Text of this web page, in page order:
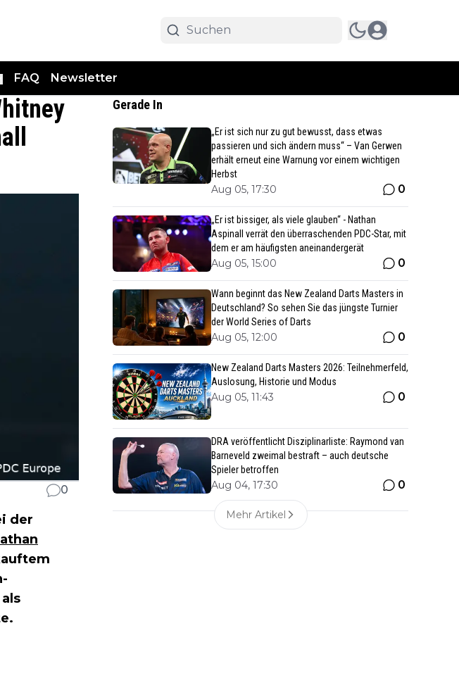
FAQ Newsletter
0
der
Gerade In
„Er ist sich nur zu gut bewusst, dass etwas
passieren und sich ändern muss“ – Van Gerwen
erhält erneut eine Warnung vor einem wichtigen
Herbst
Aug 05, 17:30 0
„Er ist bissiger, als viele glauben“ - Nathan
Aspinall verrät den überraschenden PDC-Star, mit
dem er am häufigsten aneinandergerät
Aug 05, 15:00 0
Wann beginnt das New Zealand Darts Masters in
Deutschland? So sehen Sie das jüngste Turnier
der World Series of Darts
Aug 05, 12:00 0
New Zealand Darts Masters 2026: Teilnehmerfeld,
Auslosung, Historie und Modus
Aug 05, 11:43 0
DRA veröffentlicht Disziplinarliste: Raymond van
Barneveld zweimal bestraft – auch deutsche
Spieler betroffen
Aug 04, 17:30 0
Mehr Artikel